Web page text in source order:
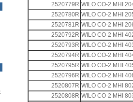
2520779R WILO CO-2 MHI
2520780R WILO CO-2 MHI
2520781R WILO CO-2 MHI
2520792R WILO CO-2 MHI
2520793R WILO CO-2 MHI
2520794R WILO CO-2 MHI
2520795R WILO CO-2 MHI
2520796R WILO CO-2 MHI
2520807R WILO CO-2 MHI
2520808R WILO CO-2 MHI